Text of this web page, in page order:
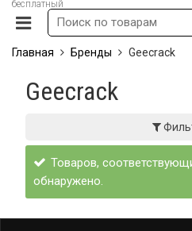
бесплатный
Главная Бренды Geecrack
Geecrack
Товаров,
обнаружено.